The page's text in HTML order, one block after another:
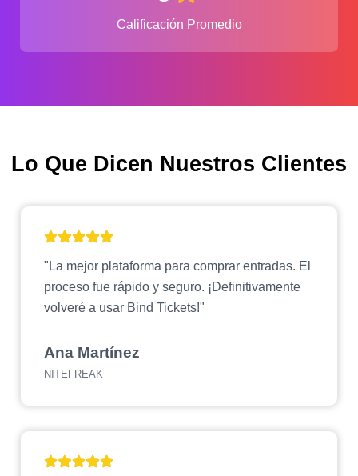
Calificación Promedio
Lo Que Dicen Nuestros Clientes
"La mejor plataforma para comprar entradas. El
proceso fue rápido y seguro. ¡Definitivamente
volveré a usar Bind Tickets!"
Ana Martínez
NITEFREAK